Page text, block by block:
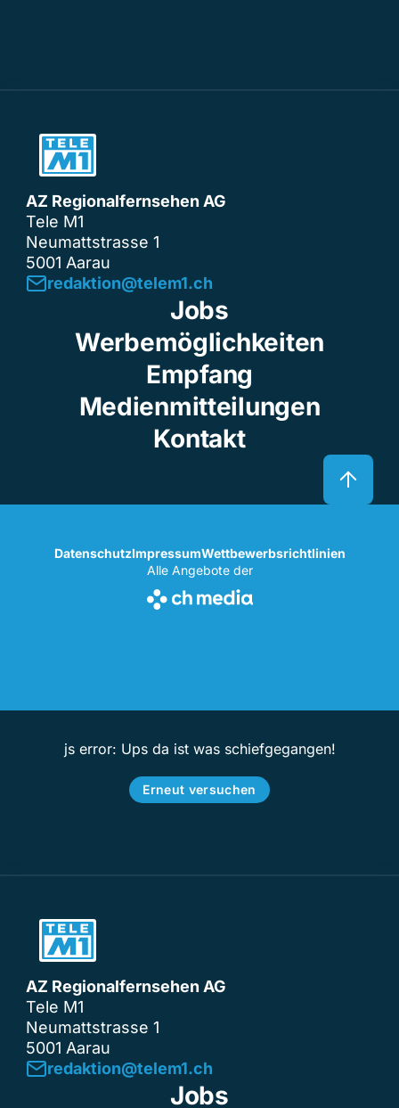
AZ Regionalfernsehen AG
Tele M1
Neumattstrasse 1
5001 Aarau
redaktion@telem1.ch
Jobs
Werbemöglichkeiten
Empfang
Medienmitteilungen
Kontakt
DatenschutzImpressumWettbewerbsrichtlinien
Alle Angebote der
js error: Ups da ist was schiefgegangen!
Erneut versuchen
AZ Regionalfernsehen AG
Tele M1
Neumattstrasse 1
5001 Aarau
redaktion@telem1.ch
Jobs